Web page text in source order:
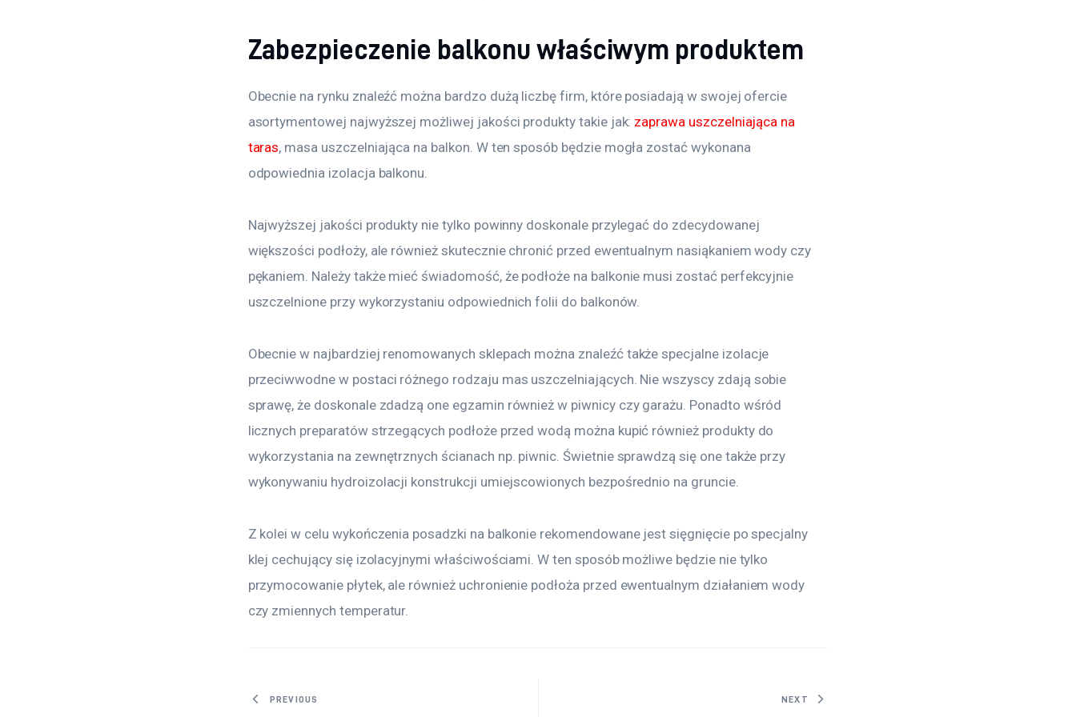
Zabezpieczenie balkonu właściwym produktem
Obecnie na rynku znaleźć można bardzo dużą liczbę firm, które posiadają w swojej ofercie
asortymentowej najwyższej możliwej jakości produkty takie jak: zaprawa uszczelniająca na
taras, masa uszczelniająca na balkon. W ten sposób będzie mogła zostać wykonana
odpowiednia izolacja balkonu.
Najwyższej jakości produkty nie tylko powinny doskonale przylegać do zdecydowanej
większości podłoży, ale również skutecznie chronić przed ewentualnym nasiąkaniem wody czy
pękaniem. Należy także mieć świadomość, że podłoże na balkonie musi zostać perfekcyjnie
uszczelnione przy wykorzystaniu odpowiednich folii do balkonów.
Obecnie w najbardziej renomowanych sklepach można znaleźć także specjalne izolacje
przeciwwodne w postaci różnego rodzaju mas uszczelniających. Nie wszyscy zdają sobie
sprawę, że doskonale zdadzą one egzamin również w piwnicy czy garażu. Ponadto wśród
licznych preparatów strzegących podłoże przed wodą można kupić również produkty do
wykorzystania na zewnętrznych ścianach np. piwnic. Świetnie sprawdzą się one także przy
wykonywaniu hydroizolacji konstrukcji umiejscowionych bezpośrednio na gruncie.
Z kolei w celu wykończenia posadzki na balkonie rekomendowane jest sięgnięcie po specjalny
klej cechujący się izolacyjnymi właściwościami. W ten sposób możliwe będzie nie tylko
przymocowanie płytek, ale również uchronienie podłoża przed ewentualnym działaniem wody
czy zmiennych temperatur.
Nawigacja
PREVIOUS NEXT